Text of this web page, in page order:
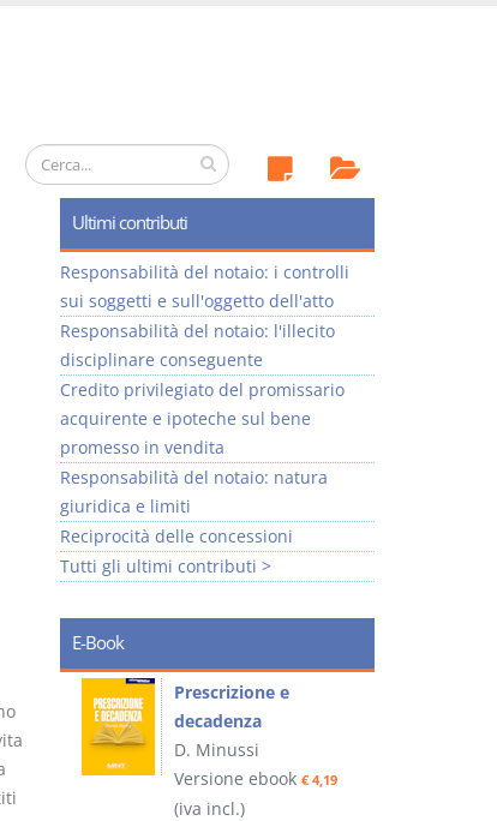
Ultimi contributi
Responsabilità del notaio: i controlli
sui soggetti e sull'oggetto dell'atto
Responsabilità del notaio: l'illecito
disciplinare conseguente
Credito privilegiato del promissario
acquirente e ipoteche sul bene
promesso in vendita
Responsabilità del notaio: natura
giuridica e limiti
Reciprocità delle concessioni
Tutti gli ultimi contributi >
E-Book
Prescrizione e
decadenza
D. Minussi
Versione ebook € 4,19
(iva incl.)